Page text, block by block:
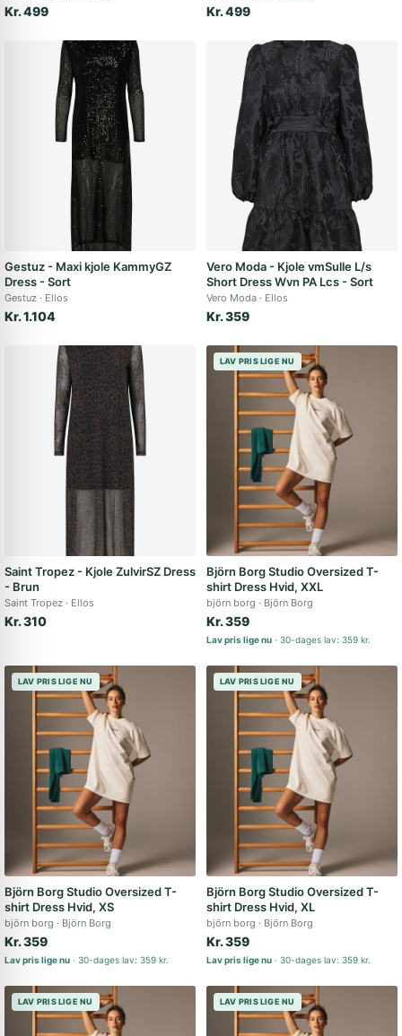
Kr. 499 Kr. 499
Gestuz - Maxi kjole KammyGZ
Dress - Sort
Gestuz Ellos
Kr. 1.104
Vero Moda - Kjole vmSulle L/s
Short Dress Wvn PA Lcs - Sort
Vero Moda Ellos
Kr. 359
Saint Tropez - Kjole ZulvirSZ Dress
- Brun
Saint Tropez Ellos
Kr. 310
LAV PRIS LIGE NU
Björn Borg Studio Oversized T-
shirt Dress Hvid, XXL
björn borg Björn Borg
Kr. 359
Lav pris lige nu 30-dages lav: 359 kr.
LAV PRIS LIGE NU
Björn Borg Studio Oversized T-
shirt Dress Hvid, XS
björn borg Björn Borg
Kr. 359
Lav pris lige nu 30-dages lav: 359 kr.
LAV PRIS LIGE NU
Björn Borg Studio Oversized T-
shirt Dress Hvid, XL
björn borg Björn Borg
Kr. 359
Lav pris lige nu 30-dages lav: 359 kr.
LAV PRIS LIGE NU LAV PRIS LIGE NU